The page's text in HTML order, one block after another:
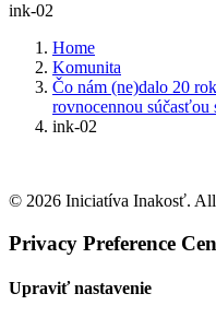
ink-02
Home
Komunita
Čo nám (ne)dalo 20
rovnocennou súčasťou
ink-02
© 2026 Iniciatíva Inakosť. All
Privacy Preference
Upraviť nastavenie